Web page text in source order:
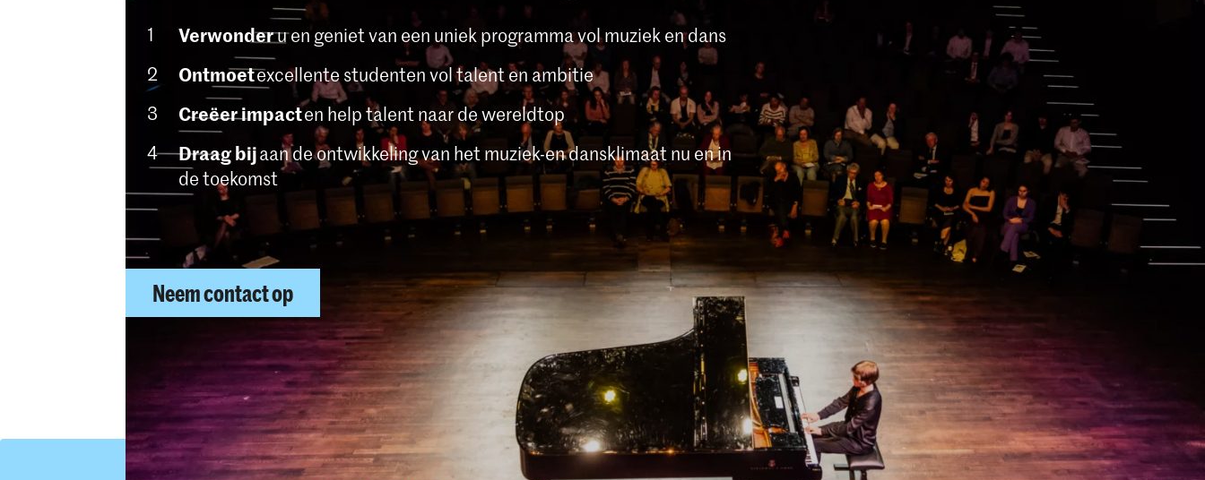
Verwonderu en geniet van een uniek programma vol muziek en dans
Ontmoetexcellente studenten vol talent en ambitie
Creëer impacten help talent naar de wereldtop
Draag bijaan de ontwikkeling van het muziek-en dansklimaat nu en in
de toekomst
Neem contact op